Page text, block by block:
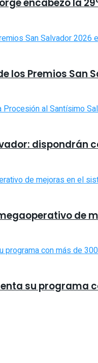
encabezó la
los Premios San
dispondrán
de
su